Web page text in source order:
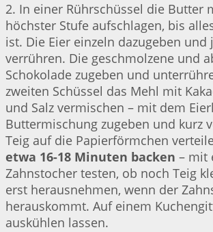
2. In einer Rührschüssel die Butter
höchster Stufe aufschlagen, bis
ist. Die Eier einzeln dazugeben und
verrühren. Die geschmolzene und
Schokolade zugeben und
zweiten Schüssel das Mehl mit
und Salz vermischen – mit dem
Buttermischung zugeben und kurz
Teig auf die Papierförmchen
etwa 16-18 Minuten backen – mit
Zahnstocher testen, ob noch Teig
erst herausnehmen, wenn der
herauskommt. Auf einem
auskühlen lassen.